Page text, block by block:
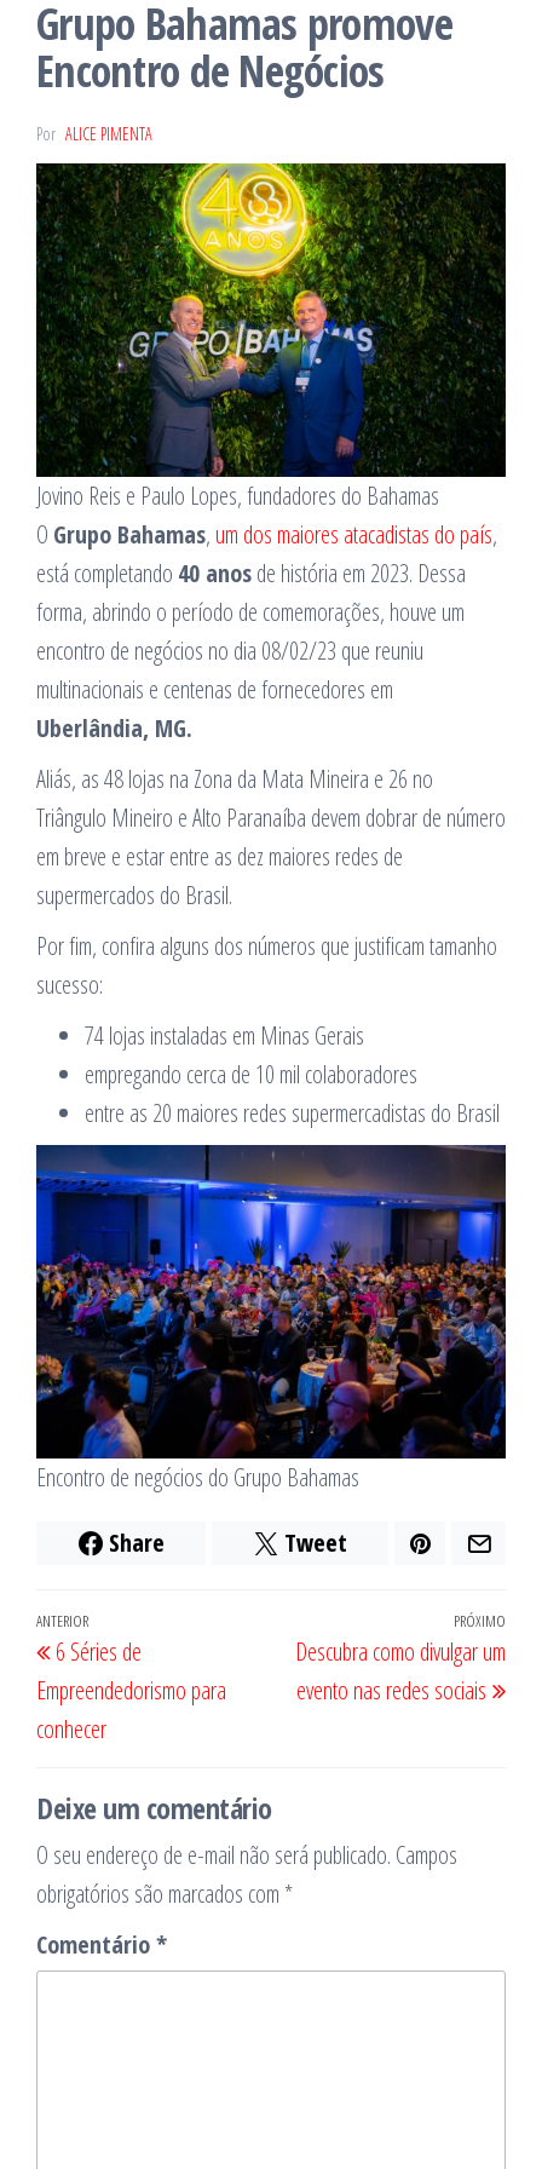
Grupo Bahamas promove
Encontro de Negócios
Por ALICE PIMENTA
Jovino Reis e Paulo Lopes, fundadores do Bahamas
O Grupo Bahamas, um dos maiores atacadistas do país,
está completando 40 anosde história em 2023. Dessa
forma, abrindo o período de comemorações, houve um
encontro de negócios no dia 08/02/23 que reuniu
multinacionais e centenas de fornecedores em
Uberlândia, MG.
Aliás, as 48 lojas na Zona da Mata Mineira e 26 no
Triângulo Mineiro e Alto Paranaíba devem dobrar de número
em breve e estar entre as dez maiores redes de
supermercados do Brasil.
Por fim, confira alguns dos números que justificam tamanho
sucesso:
74 lojas instaladas em Minas Gerais
empregando cerca de 10 mil colaboradores
entre as 20 maiores redes supermercadistas do Brasil
Encontro de negócios do Grupo Bahamas
Share
Tweet
Navegação
de
Post
Post
anterior
ANTERIOR
6 Séries de
Empreendedorismo para
conhecer
PRÓXIMO
Descubra como divulgar um
evento nas redes sociais
Deixe um comentário
O seu endereço de e-mail não será publicado. Campos
obrigatórios são marcados com *
Comentário*